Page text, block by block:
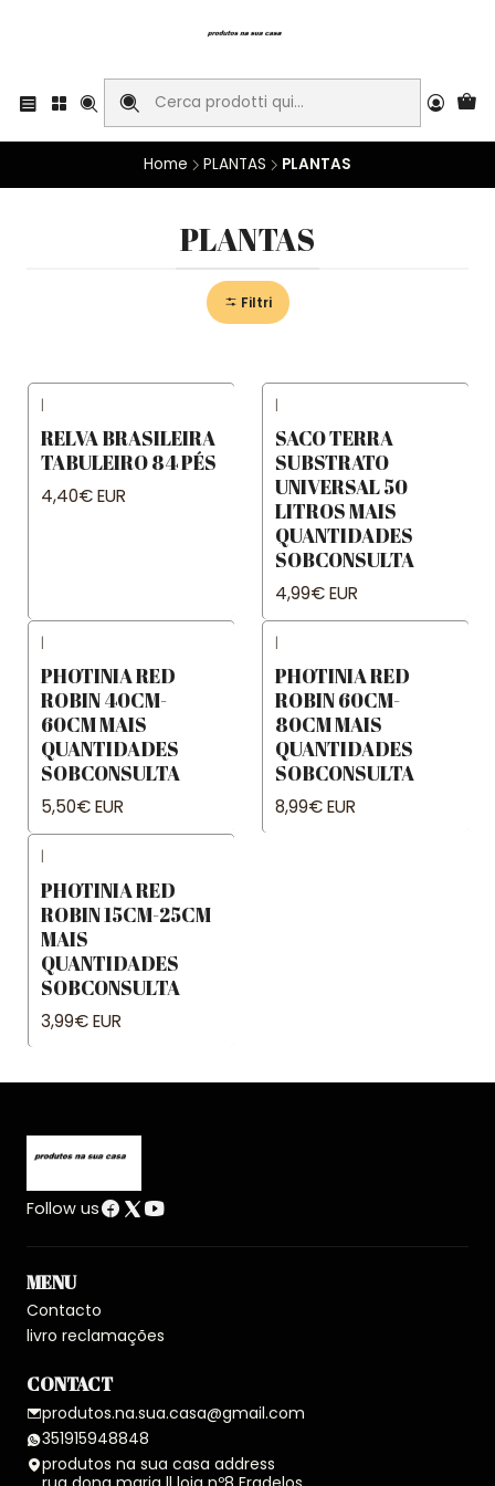
Home PLANTAS PLANTAS
PLANTAS
Filtri
|
RELVA BRASILEIRA
TABULEIRO 84 PÉS
4,40€ EUR
|
SACO TERRA
SUBSTRATO
UNIVERSAL 50
LITROS MAIS
QUANTIDADES
SOBCONSULTA
4,99€ EUR
|
PHOTINIA RED
ROBIN 40CM-
60CM MAIS
QUANTIDADES
SOBCONSULTA
5,50€ EUR
|
PHOTINIA RED
ROBIN 60CM-
80CM MAIS
QUANTIDADES
SOBCONSULTA
8,99€ EUR
|
PHOTINIA RED
ROBIN 15CM-25CM
MAIS
QUANTIDADES
SOBCONSULTA
3,99€ EUR
Follow us
MENU
Contacto
livro reclamações
CONTACT
produtos.na.sua.casa@gmail.com
351915948848
produtos na sua casa address